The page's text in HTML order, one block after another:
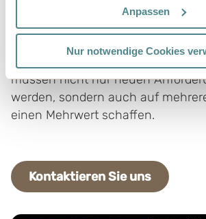
Anpassen
Nur notwendige Cookies
sein, einen Schritt voraus zu sein,
Nachhaltigkeit integriert, neue
eingehalten und technologische
genutzt werden. Die
müssen nicht nur neuen
werden, sondern auch auf
einen Mehrwert schaffen.
Kontaktieren Sie uns